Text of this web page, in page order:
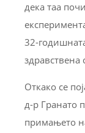
дека таа
32-
здравствена
Откако се
д-р Гранато
примањето